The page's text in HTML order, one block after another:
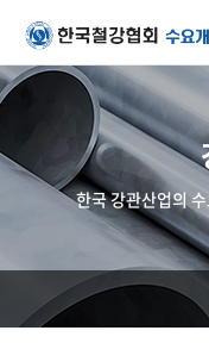
한국 강관산업의